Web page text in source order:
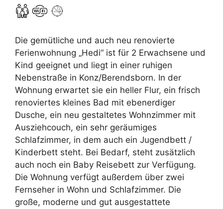
Die gemütliche und auch neu renovierte
Ferienwohnung „Hedi“ ist für 2 Erwachsene und
Kind geeignet und liegt in einer ruhigen
Nebenstraße in Konz/Berendsborn. In der
Wohnung erwartet sie ein heller Flur, ein frisch
renoviertes kleines Bad mit ebenerdiger
Dusche, ein neu gestaltetes Wohnzimmer mit
Ausziehcouch, ein sehr geräumiges
Schlafzimmer, in dem auch ein Jugendbett /
Kinderbett steht. Bei Bedarf, steht zusätzlich
auch noch ein Baby Reisebett zur Verfügung.
Die Wohnung verfügt außerdem über zwei
Fernseher in Wohn und Schlafzimmer. Die
große, moderne und gut ausgestattete